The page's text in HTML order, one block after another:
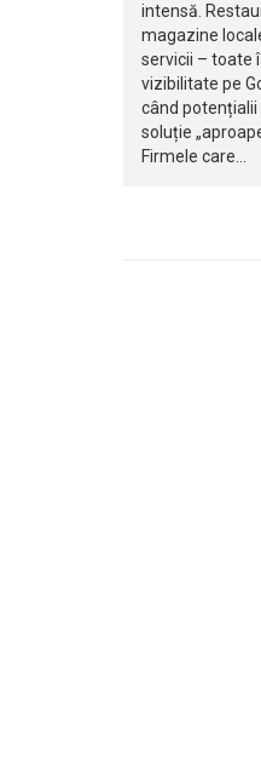
intensă.
magazine
servicii – toate
vizibilitate pe
când potențialii
soluție
Firmele care…